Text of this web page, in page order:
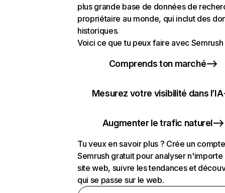
plus grande base de données de
propriétaire au monde, qui inclut des
historiques.
Voici ce que tu peux faire avec Semrush
Comprends ton marché
Mesurez votre visibilité dans l’IA
Augmenter le trafic naturel
Tu veux en savoir plus ? Crée un compte
Semrush gratuit pour analyser n'importe
site web, suivre les tendances et
qui se passe sur le web.